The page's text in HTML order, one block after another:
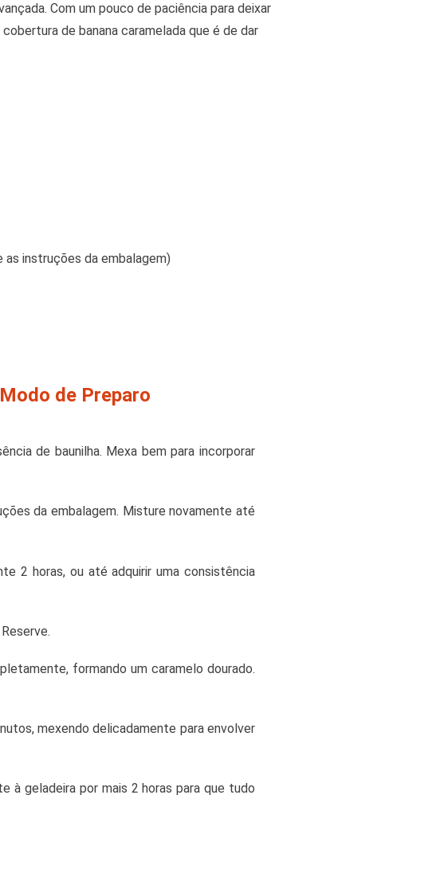
Com um pouco de paciência para deixar
de banana caramelada que é de dar
instruções da embalagem)
de Preparo
de baunilha. Mexa bem para incorporar
da embalagem. Misture novamente até
2 horas, ou até adquirir uma consistência
formando um caramelo dourado.
mexendo delicadamente para envolver
à geladeira por mais 2 horas para que tudo